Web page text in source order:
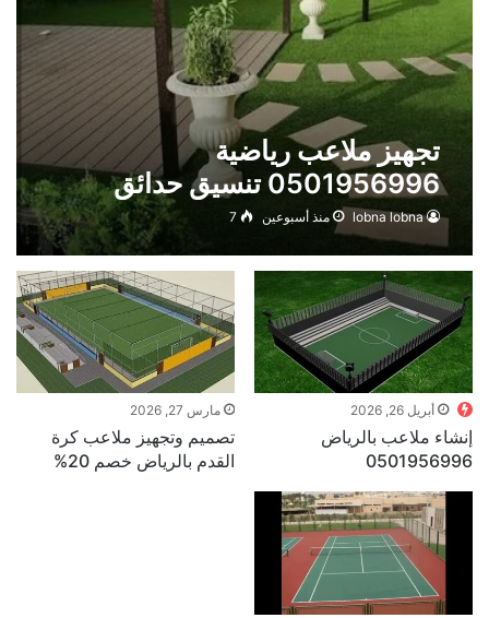
تجهيز ملاعب رياضية
0501956996 تنسيق حدائق
lobna lobna منذ أسبوعين 7
أبريل 26, 2026
إنشاء ملاعب بالرياض
0501956996
مارس 27, 2026
تصميم وتجهيز ملاعب كرة
القدم بالرياض خصم 20%